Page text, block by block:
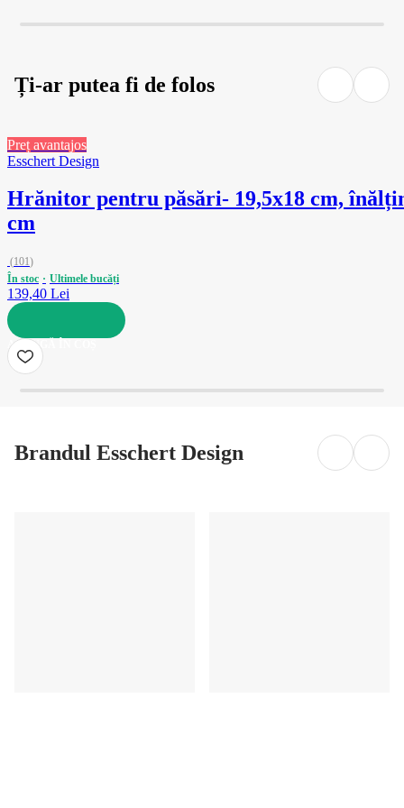
Ți-ar putea fi de folos
Preț avantajos
Esschert Design
Hrănitor pentru păsări- 19,5x18 cm,
cm
(101)
În stoc
Ultimele bucăți
139,40 Lei
ADAUGĂ ÎN COȘ
Brandul Esschert Design